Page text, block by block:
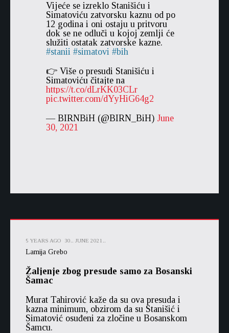
Vijeće se izreklo Stanišiću i
Simatoviću zatvorsku kaznu od po
12 godina i oni ostaju u pritvoru
dok se ne odluči u kojoj zemlji će
služiti ostatak zatvorske kazne.
stanii
simatovi
bih
👉 Više o presudi Stanišiću i
Simatoviću čitajte na
https://t.co/dLrKK03CLr
pic.twitter.com/dYyHiG64g2
— BIRNBiH (@BIRN_BiH) June
30, 2021
5 YEARS AGO 30.. JUNE 2021..
Lamija Grebo
Žaljenje zbog presude samo za Bosanski
Šamac
Murat Tahirović kaže da su ova presuda i
kazna minimum, obzirom da su Stanišić i
Simatović osuđeni za zločine u Bosanskom
Šamcu.